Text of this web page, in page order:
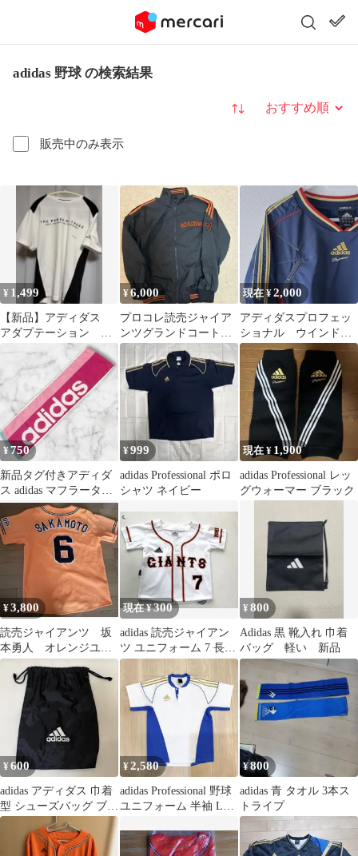
adidas 野球 の検索結果
販売中のみ表示
並び替え
¥ 1,499
【新品】アディダス
アダプテーション ト
レーニングシャツ 山
田哲人着用モデル
¥6,000
プロコレ読売ジャイア
ンツグランドコート
二岡 ￼サイズL巨人
現在 ¥2,000
アディダスプロフェッ
ショナル ウインドブ
レーカー ピステ
¥750
新品タグ付きアディダ
ス adidas マフラータオ
ル スリムロングタオル
ピンク
¥999
adidas Professional ポロ
シャツ ネイビー
現在 ¥ 1,900
adidas Professional レッ
グウォーマー ブラック
¥3,800
読売ジャイアンツ 坂
本勇人 オレンジユニ
フォーム
現在 ¥300
adidas 読売ジャイアン
ツ ユニフォーム 7 長野
久義 子供用 100
¥800
Adidas 黒 靴入れ 巾着
バッグ 軽い 新品
¥600
adidas アディダス 巾着
型 シューズバッグ ブラ
ック
¥2,580
adidas Professional 野球
ユニフォーム 半袖 Lサ
¥800
adidas 青 タオル 3本ス
トライプ